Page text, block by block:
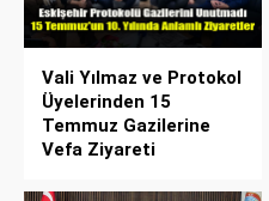
Vali Yılmaz ve Protokol
Üyelerinden 15
Temmuz Gazilerine
Vefa Ziyareti